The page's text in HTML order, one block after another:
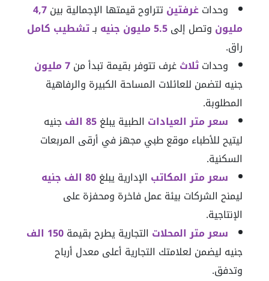
وحداتغرفتينتتراوح قيمتها الإجمالية بين4,7
مليون وتصل إلى بـتشطيب كامل
راق.
وحداتثلاثغرف تتوفر بقيمة تبدأ من
جنيه لتضمن للعائلات المساحة الكبيرة والرفاهية
المطلوبة.
سعر متر العيادات الطبية يبلغ85 الف
جنيه
ليتيح للأطباء موقع طبي مجهز في أرقى المربعات
السكنية.
سعر متر المكاتب الإدارية يبلغ80 الف جنيه
ليمنح الشركات بيئة عمل فاخرة ومحفزة على
الإنتاجية.
سعر متر المحلات التجارية يطرح بقيمة150 الف
جنيه ليضمن لعلامتك التجارية أعلى معدل أرباح
وتدفق.